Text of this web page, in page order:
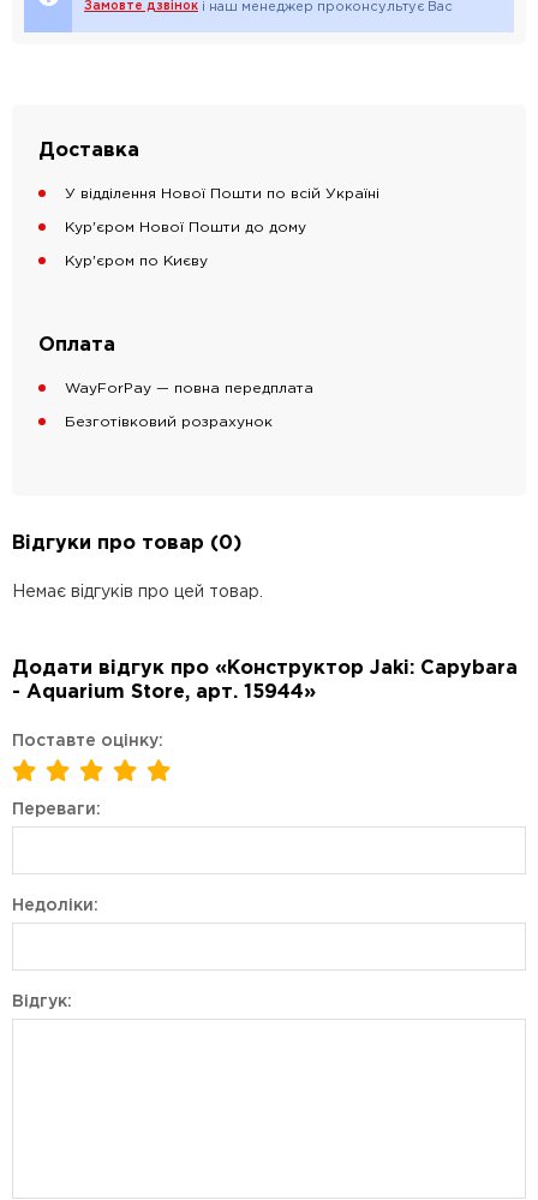
Замовте дзвінок і наш менеджер проконсультує Вас
Доставка
У відділення Нової Пошти по всій Україні
Кур'єром Нової Пошти до дому
Кур'єром по Києву
Оплата
WayForPay — повна передплата
Безготівковий розрахунок
Відгуки про товар (0)
Немає відгуків про цей товар.
Додати відгук про «Конструктор Jaki: Capybara
- Aquarium Store, арт. 15944»
Поставте оцінку:
Переваги:
Недоліки:
Відгук: